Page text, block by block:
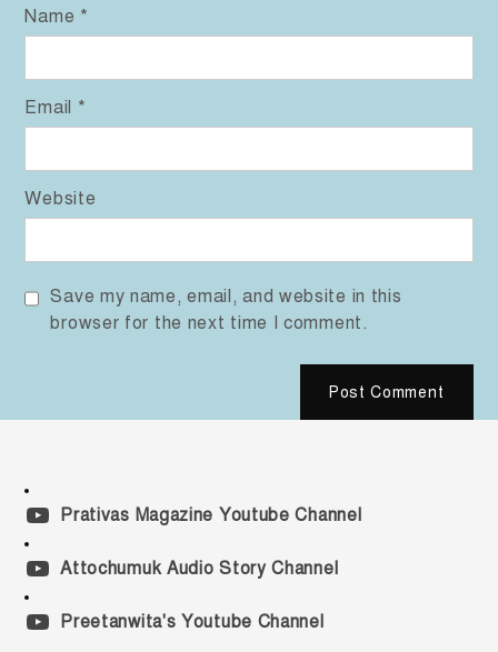
Name *
Email *
Website
Save my name, email, and website in this
browser for the next time I comment.
Prativas Magazine Youtube Channel
Attochumuk Audio Story Channel
Preetanwita's Youtube Channel